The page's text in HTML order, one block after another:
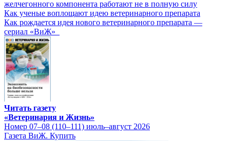
желчегонного компонента работают не в полную силу
Как ученые воплощают идею ветеринарного препарата
Как рождается идея нового ветеринарного препарата —
сериал «ВиЖ»
Читать газету
«Ветеринария и Жизнь»
Номер 07–08 (110–111) июль–август 2026
Газета ВиЖ. Купить